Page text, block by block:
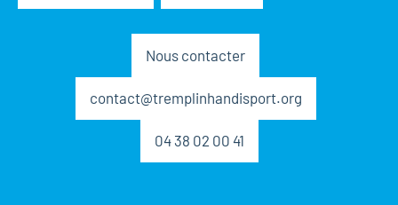
Nous contacter
contact@tremplinhandisport.org
04 38 02 00 41